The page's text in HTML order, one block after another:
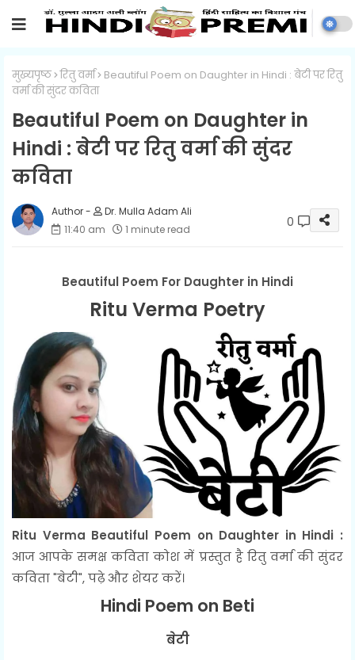
मुख्यपृष्ठ रितु वर्मा
Beautiful Poem on Daughter in Hindi : बेटी पर रितु
वर्मा की सुंदर कविता
Beautiful Poem on Daughter in
Hindi : बेटी पर रितु वर्मा की सुंदर
कविता
Dr. Mulla Adam Ali
11:40 am
1 minute read 0
Beautiful Poem For Daughter in Hindi
Ritu Verma Poetry
Ritu Verma Beautiful Poem on Daughter in Hindi :
आज आपके समक्ष कविता कोश में प्रस्तुत है रितु वर्मा की सुंदर
कविता "बेटी", पढ़े और शेयर करें।
Hindi Poem on Beti
बेटी